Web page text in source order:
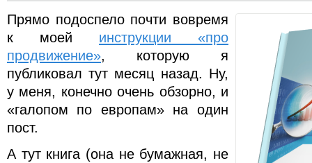
Прямо подоспело почти вовремя
к моей инструкции «про
продвижение», которую я
публиковал тут месяц назад. Ну,
у меня, конечно очень обзорно, и
«галопом по европам» на один
пост.
А тут книга (она не бумажная, не